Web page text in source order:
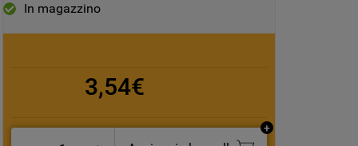
In magazzino
3,54€